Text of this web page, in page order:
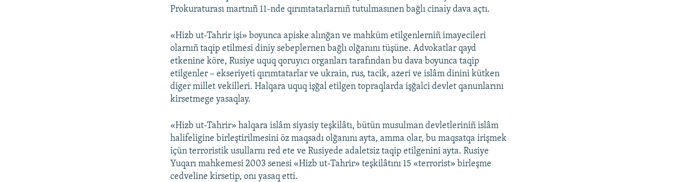
Prokuraturası martnıñ 11-nde qırımtatarlarnıñ tutulmasınen bağlı cinaiy dava açtı.
«Hizb ut-Tahrir işi» boyunca apiske alınğan ve mahküm etilgenlerniñ imayecileri
olarnıñ taqip etilmesi diniy sebeplernen bağlı olğanını tüşüne. Advokatlar qayd
etkenine köre, Rusiye uquq qoruyıcı organları tarafından bu dava boyunca taqip
etilgenler – ekseriyeti qırımtatarlar ve ukrain, rus, tacik, azeri ve islâm dinini kütken
diger millet vekilleri. Halqara uquq işğal etilgen topraqlarda işğalci devlet qanunlarını
kirsetmege yasaqlay.
«Hizb ut-Tahrir» halqara islâm siyasiy teşkilâtı, bütün musulman devletleriniñ islâm
halifeligine birleştirilmesini öz maqsadı olğanını ayta, amma olar, bu maqsatqa irişmek
içün terroristik usullarnı red ete ve Rusiyede adaletsiz taqip etilgenini ayta. Rusiye
Yuqarı mahkemesi 2003 senesi «Hizb ut-Tahrir» teşkilâtını 15 «terrorist» birleşme
cedveline kirsetip, onı yasaq etti.